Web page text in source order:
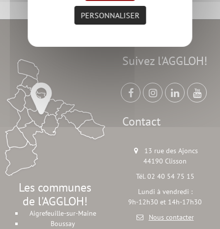
Les communes
de l'AGGLOH!
Aigrefeuille-sur-Maine
Boussay
Suivez l'AGGLOH!
Contact
13 rue des Ajoncs
44190 Clisson
Tél. 02 40 54 75 15
Lundi à vendredi :
9h-12h30 et 14h-17h30
Nous contacter
PERSONNALISER